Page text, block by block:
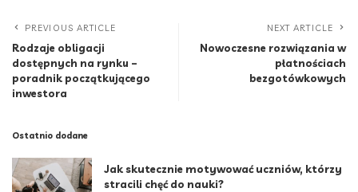
PREVIOUS ARTICLE
Rodzaje obligacji
dostępnych na rynku –
poradnik początkującego
inwestora
NEXT ARTICLE
Nowoczesne rozwiązania w
płatnościach
bezgotówkowych
Ostatnio dodane
Jak skutecznie motywować uczniów, którzy
stracili chęć do nauki?